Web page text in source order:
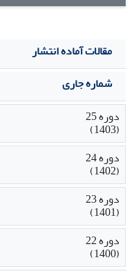
مقالات آماده انتشار
شماره جاری
دوره 25
(1403)
دوره 24
(1402)
دوره 23
(1401)
دوره 22
(1400)